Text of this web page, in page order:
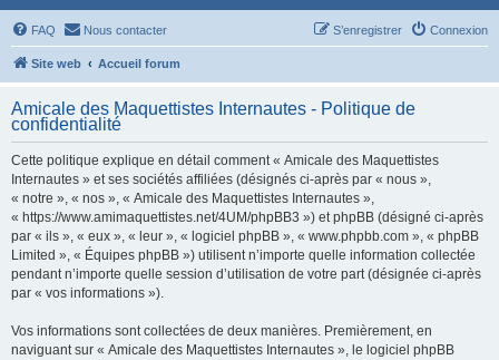
FAQ Nous contacter Connexion
S’enregistrer
Site web Accueil forum
Amicale des Maquettistes Internautes - Politique de
confidentialité
Cette politique explique en détail comment « Amicale des Maquettistes
Internautes » et ses sociétés affiliées (désignés ci-après par « nous »,
« notre », « nos », « Amicale des Maquettistes Internautes »,
« https://www.amimaquettistes.net/4UM/phpBB3 ») et phpBB (désigné ci-après
par « ils », « eux », « leur », « logiciel phpBB », « www.phpbb.com », « phpBB
Limited », « Équipes phpBB ») utilisent n’importe quelle information collectée
pendant n’importe quelle session d’utilisation de votre part (désignée ci-après
par « vos informations »).
Vos informations sont collectées de deux manières. Premièrement, en
naviguant sur « Amicale des Maquettistes Internautes », le logiciel phpBB